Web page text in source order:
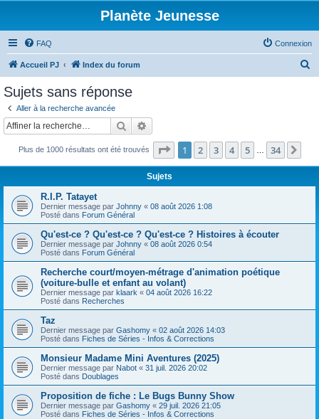
Planète Jeunesse
FAQ Connexion
Accueil PJ Index du forum
c
Sujets sans réponse
Aller à la recherche avancée
Rechercher
Plus de 1000 résultats ont été trouvés Page 1sur34
1 2 3 4 5 34
Sujets
R.I.P. Tatayet
Dernier message par Johnny « 08 août 2026 1:08
Posté dans Forum Général
Qu'est-ce ? Qu'est-ce ? Qu'est-ce ? Histoires à écouter
Dernier message par Johnny « 08 août 2026 0:54
Posté dans Forum Général
Recherche court/moyen-métrage d'animation poétique
(voiture-bulle et enfant au volant)
Dernier message par klaark « 04 août 2026 16:22
Posté dans Recherches
Taz
Dernier message par Gashomy « 02 août 2026 14:03
Posté dans Fiches de Séries - Infos & Corrections
Monsieur Madame Mini Aventures (2025)
Dernier message par Nabot « 31 juil. 2026 20:02
Posté dans Doublages
Proposition de fiche : Le Bugs Bunny Show
Dernier message par Gashomy « 29 juil. 2026 21:05
Posté dans Fiches de Séries - Infos & Corrections